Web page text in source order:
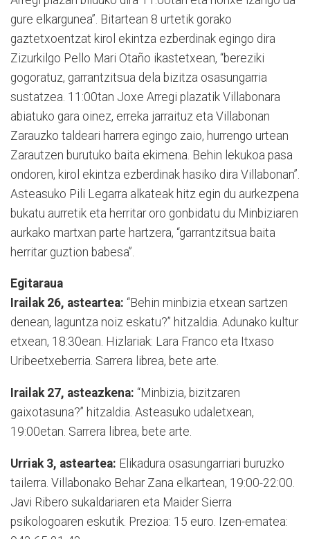
gure elkargunea”. Bitartean 8 urtetik gorako
gaztetxoentzat kirol ekintza ezberdinak egingo dira
Zizurkilgo Pello Mari Otaño ikastetxean, “bereziki
gogoratuz, garrantzitsua dela bizitza osasungarria
sustatzea. 11:00tan Joxe Arregi plazatik Villabonara
abiatuko gara oinez, erreka jarraituz eta Villabonan
Zarauzko taldeari harrera egingo zaio, hurrengo urtean
Zarautzen burutuko baita ekimena. Behin lekukoa pasa
ondoren, kirol ekintza ezberdinak hasiko dira Villabonan”.
Asteasuko Pili Legarra alkateak hitz egin du aurkezpena
bukatu aurretik eta herritar oro gonbidatu du Minbiziaren
aurkako martxan parte hartzera, “garrantzitsua baita
herritar guztion babesa”.
Egitaraua
Irailak 26, asteartea: “Behin minbizia etxean sartzen
denean, laguntza noiz eskatu?” hitzaldia. Adunako kultur
etxean, 18:30ean. Hizlariak: Lara Franco eta Itxaso
Uribeetxeberria. Sarrera librea, bete arte.
Irailak 27, asteazkena: “Minbizia, bizitzaren
gaixotasuna?” hitzaldia. Asteasuko udaletxean,
19:00etan. Sarrera librea, bete arte.
Urriak 3, asteartea: Elikadura osasungarriari buruzko
tailerra. Villabonako Behar Zana elkartean, 19:00-22:00.
Javi Ribero sukaldariaren eta Maider Sierra
psikologoaren eskutik. Prezioa: 15 euro. Izen-ematea: